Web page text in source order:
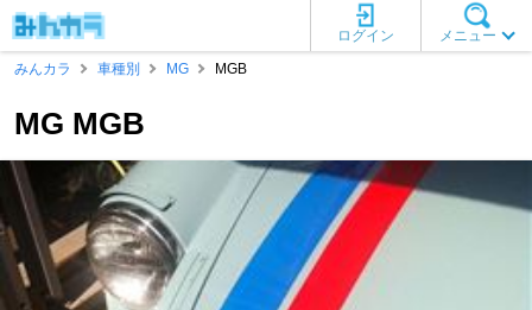
メニュー
ログイン
みんカラ
車種別 MG MGB
MG MGB